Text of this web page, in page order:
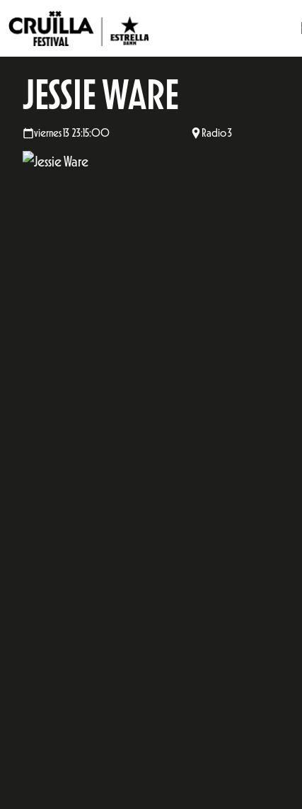
JESSIE WARE
viernes 13 23:15:00 Radio 3